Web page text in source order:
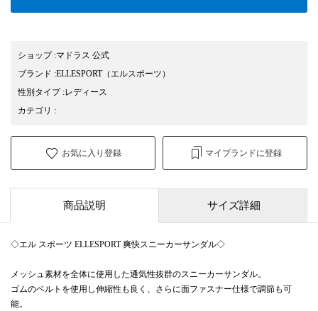
ショップ:マドラス 公式
ブランド :ELLESPORT（エルスポーツ）
性別タイプ:レディース
カテゴリ :
お気に入り登録 マイブランドに登録
商品説明 サイズ詳細
◇エル スポーツ ELLESPORT 爽快スニーカーサンダル◇
メッシュ素材を全体に使用した通気性抜群のスニーカーサンダル。
ゴムのベルトを使用し伸縮性も良く、さらに面ファスナー仕様で調節も可
能。